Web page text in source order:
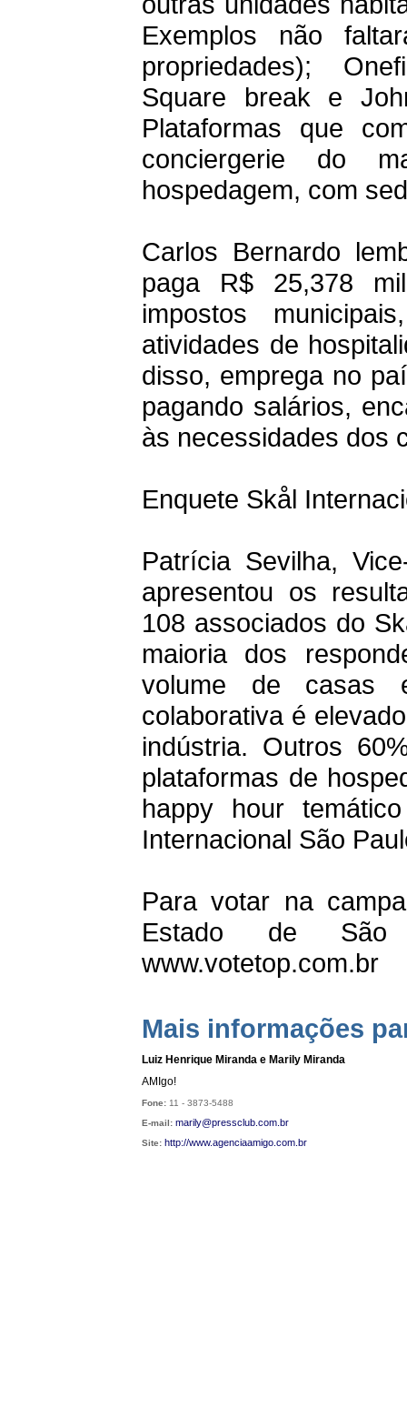
Exemplos não
propriedades);
Square break e
Plataformas que
conciergerie do
hospedagem, com
Carlos Bernardo
paga R$ 25,378
impostos
atividades de
disso, emprega no
pagando salários,
às necessidades dos
Enquete Skål
Patrícia Sevilha,
apresentou os
108 associados do
maioria dos
volume de casas
colaborativa é
indústria. Outros
plataformas de
happy hour
Internacional São
Para votar na
Estado de
www.votetop.com.br
Mais informações
Luiz Henrique Miranda e Marily Miranda
AMIgo!
Fone: 11 - 3873-5488
E-mail: marily@pressclub.com.br
Site: http://www.agenciaamigo.com.br